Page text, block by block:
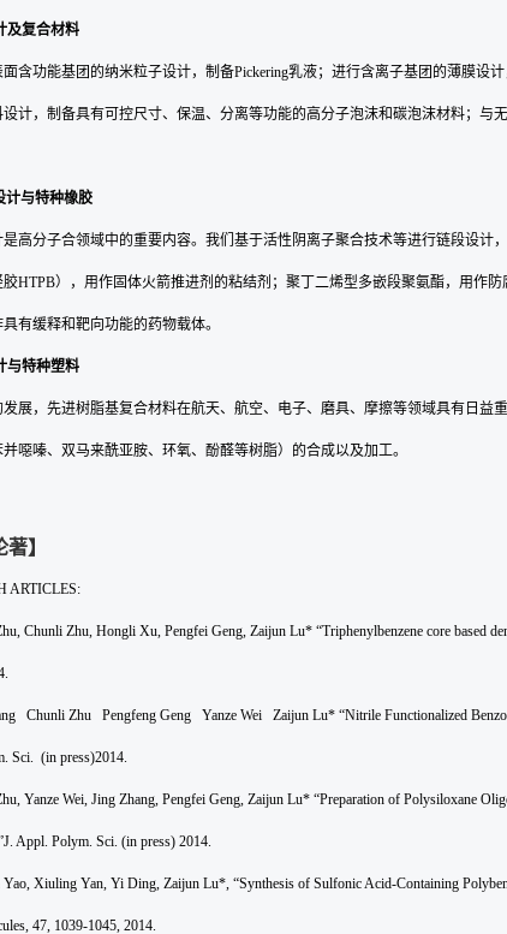
及复合材料
含功能基团的纳米粒子设计，制备Pickering乳液；进行含离子基团的薄膜设
计，制备具有可控尺寸、保温、分离等功能的高分子泡沫和碳泡沫材料；与
计与特种橡胶
高分子合领域中的重要内容。我们基于活性阴离子聚合技术等进行链段设计
HTPB），用作固体火箭推进剂的粘结剂；聚丁二烯型多嵌段聚氨酯，用作
有缓释和靶向功能的药物载体。
与特种塑料
发展，先进树脂基复合材料在航天、航空、电子、磨具、摩擦等领域具有日
噁嗪、双马来酰亚胺、环氧、酚醛等树脂）的合成以及加工。
著】
ARTICLES:
Chunli Zhu, Hongli Xu, Pengfei Geng, Zaijun Lu* “Triphenylbenzene core based
Chunli Zhu Pengfeng Geng Yanze Wei Zaijun Lu* “Nitrile Functionalized
Sci. (in press)2014.
Yanze Wei, Jing Zhang, Pengfei Geng, Zaijun Lu* “Preparation of Polysiloxane
Appl. Polym. Sci. (in press) 2014.
Xiuling Yan, Yi Ding, Zaijun Lu*, “Synthesis of Sulfonic Acid-Containing
47, 1039-1045, 2014.